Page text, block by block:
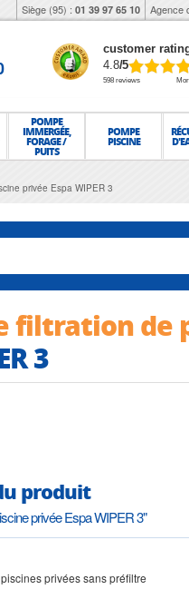
Siège (95) : 01 39 97 65 10 Agence
customer
4.8/5
598 reviews
POMPE
IMMERGÉE,
FORAGE /
PUITS
POMPE
PISCINE
privée Espa WIPER 3
filtration de
3
produit
privée Espa WIPER 3"
privées sans préfiltre